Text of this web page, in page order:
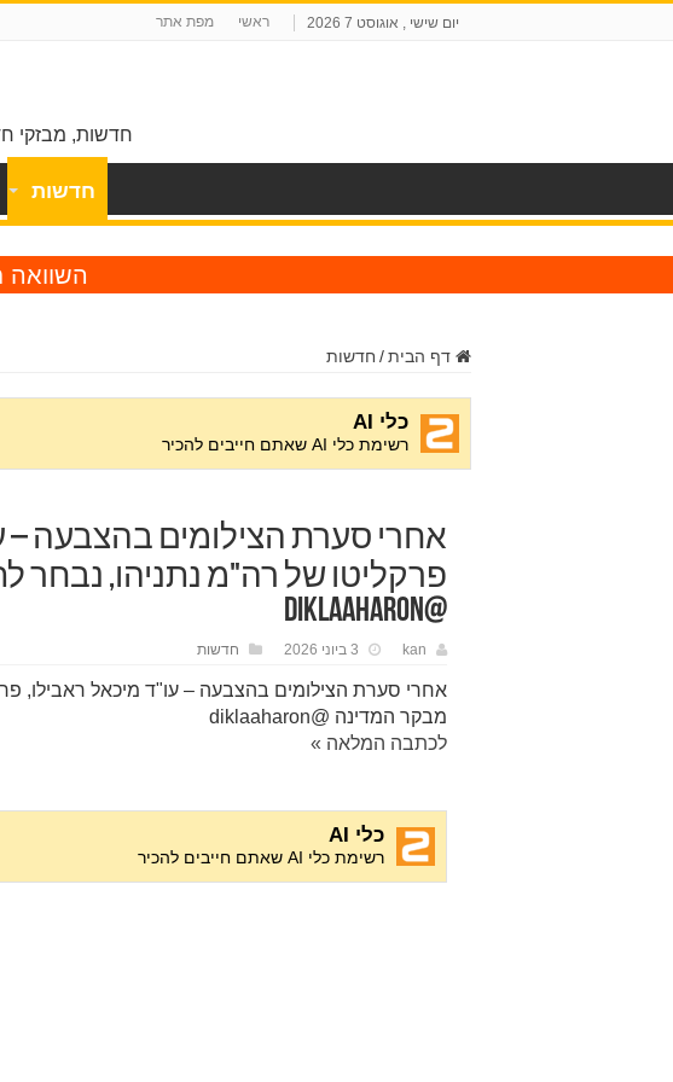
יום שישי , אוגוסט 7 2026 ראשי מפת אתר
חדשות, מבזקי
חדשות
דף הבית/ חדשות
אחרי סערת הצילומים בהצבעה –
פרקליטו של רה"מ נתניהו, נבחר
@diklaaharon
kan 3 ביוני 2026 חדשות
אחרי סערת הצילומים בהצבעה – עו"ד מיכאל ראבילו,
מבקר המדינה @diklaaharon
לכתבה המלאה »